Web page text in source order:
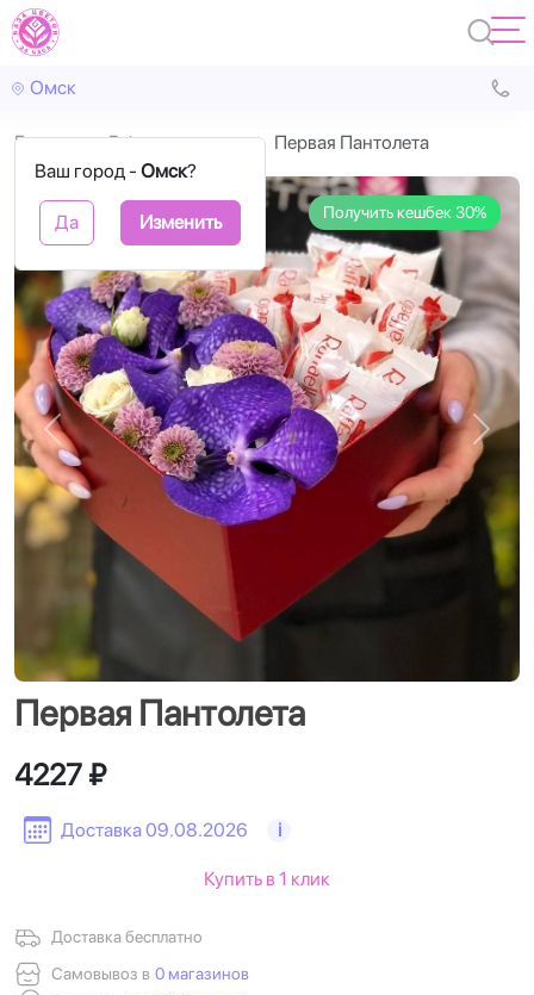
Омск
Ваш город - Омск?
Да Изменить
Главная В форме сердца Первая Пантолета
Получить кешбек 30%
Назад
Первая Пантолета
Доставка 09.08.2026 i
4227 ₽
Доставка бесплатно
Самовывоз в 0 магазинов
Купить в 1 клик